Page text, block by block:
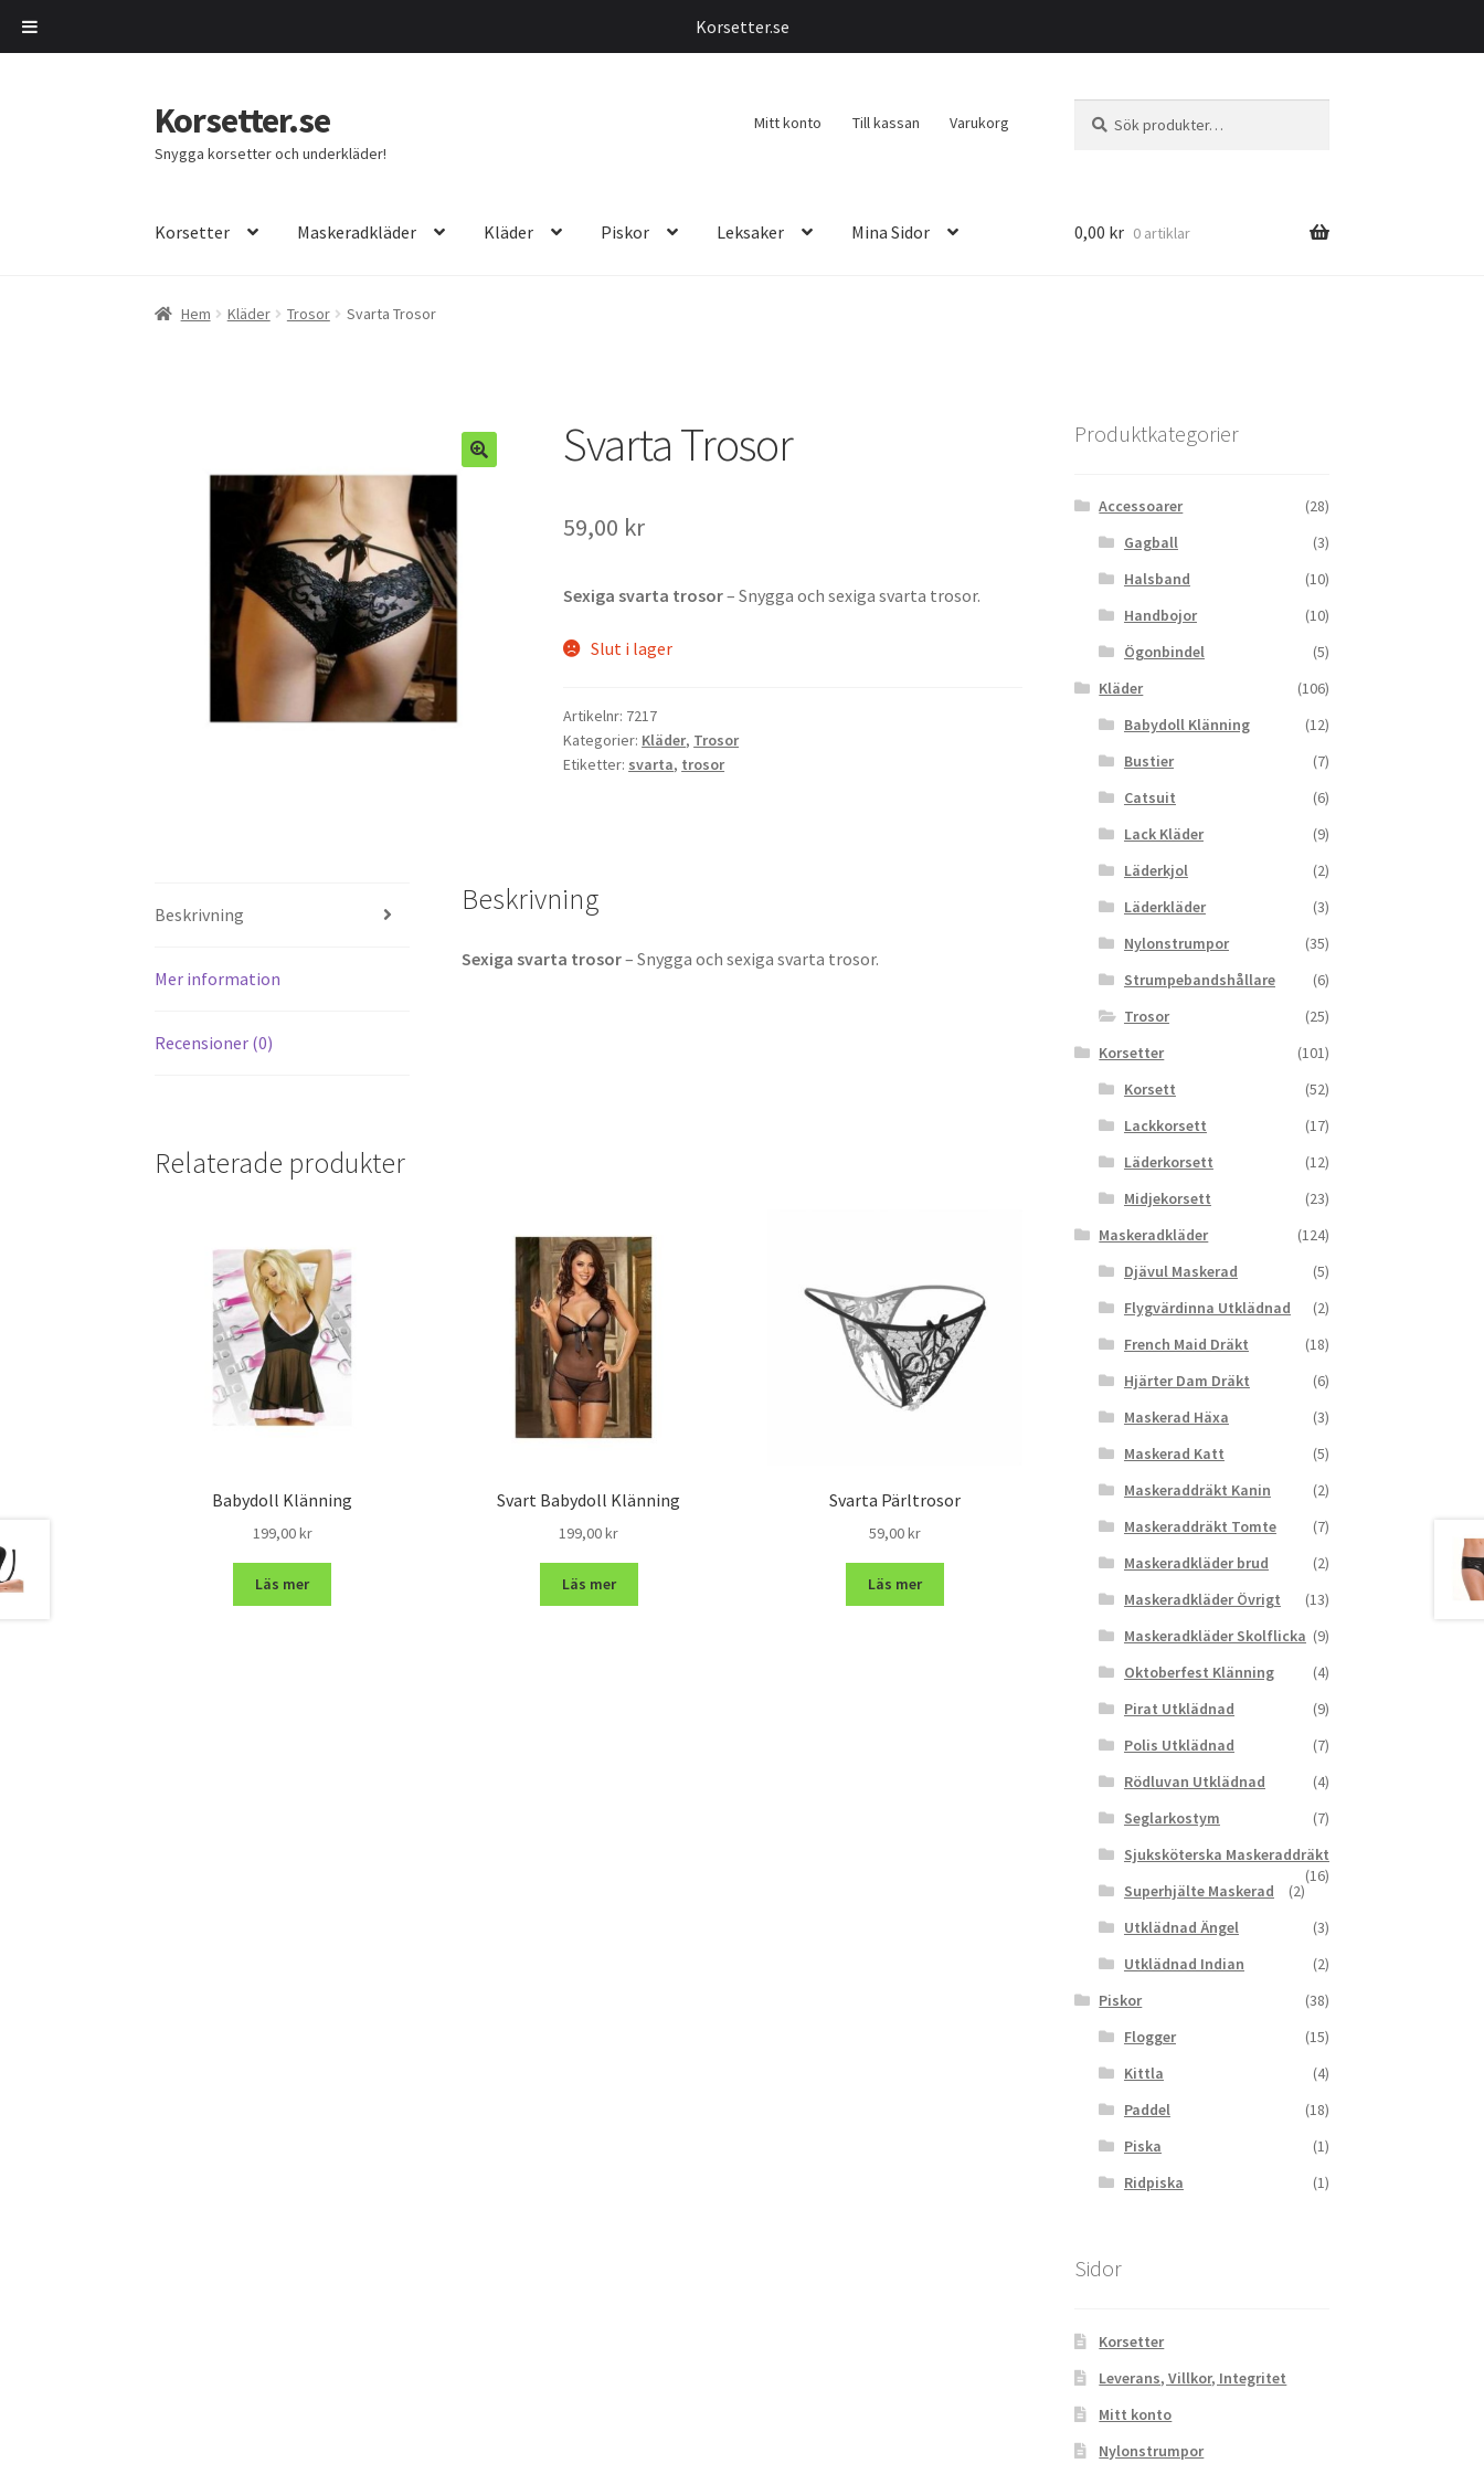
Hoppa
till
navigering
Hoppa
till
innehåll
Korsetter.se
Snygga korsetter och underkläder!
Mitt konto Till kassan Varukorg
efter:
Korsetter Maskeradkläder Kläder Piskor Leksaker Mina Sidor 0,00 kr 0 artiklar
Hem Kläder Trosor Svarta Trosor
Svarta Trosor
59,00 kr
Sexiga svarta trosor– Snygga och sexiga svarta trosor.
Slut i lager
Artikelnr: 7217
Kategorier: Kläder, Trosor
Etiketter: svarta, trosor
Beskrivning
Mer information
Recensioner (0)
Beskrivning
Sexiga svarta trosor– Snygga och sexiga svarta trosor.
Relaterade produkter
Babydoll Klänning
199,00kr
Läs mer
Svart Babydoll Klänning
199,00kr
Läs mer
Svarta Pärltrosor
59,00kr
Läs mer
Produktkategorier
Accessoarer
(28)
Gagball
(3)
Halsband
(10)
Handbojor
(10)
Ögonbindel
(5)
Kläder
(106)
Babydoll Klänning
(12)
Bustier
(7)
Catsuit
(6)
Lack Kläder
(9)
Läderkjol
(2)
Läderkläder
(3)
Nylonstrumpor
(35)
Strumpebandshållare
(6)
Trosor
(25)
Korsetter
(101)
Korsett
(52)
Lackkorsett
(17)
Läderkorsett
(12)
Midjekorsett
(23)
Maskeradkläder
(124)
Djävul Maskerad
(5)
Flygvärdinna Utklädnad
(2)
French Maid Dräkt
(18)
Hjärter Dam Dräkt
(6)
Maskerad Häxa
(3)
Maskerad Katt
(5)
Maskeraddräkt Kanin
(2)
Maskeraddräkt Tomte
(7)
Maskeradkläder brud
(2)
Maskeradkläder Övrigt
(13)
Maskeradkläder Skolflicka (9)
Oktoberfest Klänning
(4)
Pirat Utklädnad
(9)
Polis Utklädnad
(7)
Rödluvan Utklädnad
(4)
Seglarkostym
(7)
Sjuksköterska Maskeraddräkt
(16)
Superhjälte Maskerad
(2)
Utklädnad Ängel
(3)
Utklädnad Indian
(2)
Piskor
(38)
Flogger
(15)
Kittla
(4)
Paddel
(18)
Piska
(1)
Ridpiska
(1)
Sidor
Korsetter
Leverans, Villkor, Integritet
Mitt konto
Nylonstrumpor
Korsetter.se